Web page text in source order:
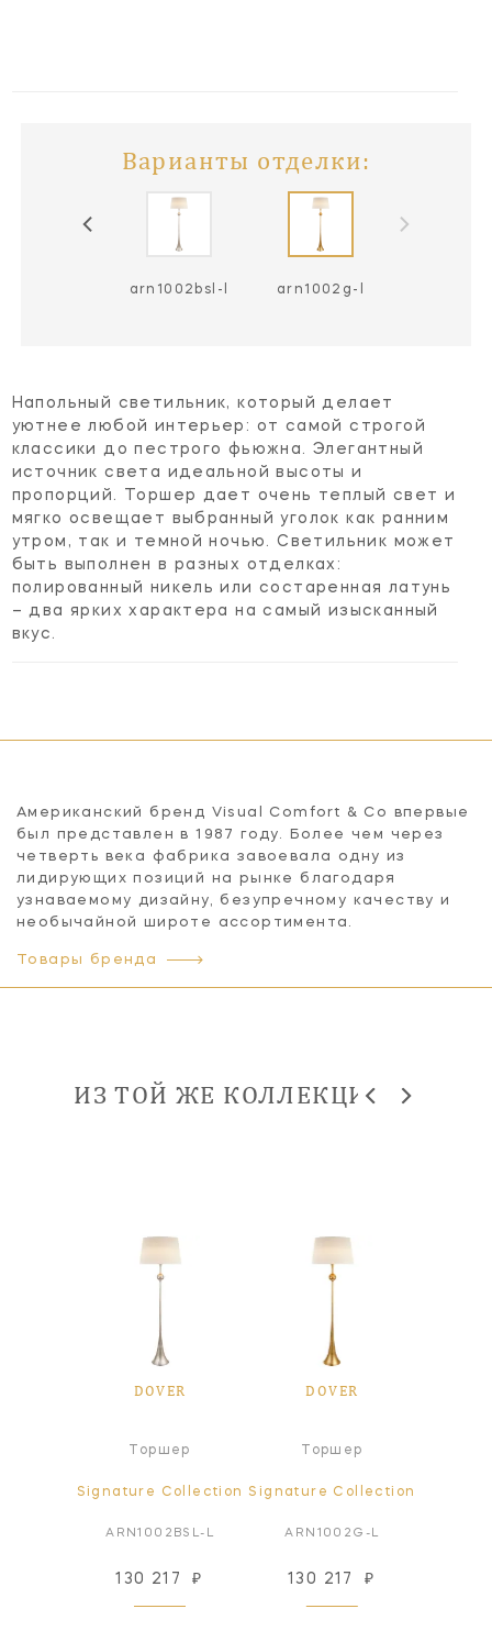
Варианты отделки:
arn1002bsl-l arn1002g-l
Напольный светильник, который делает
уютнее любой интерьер: от самой строгой
классики до пестрого фьюжна. Элегантный
источник света идеальной высоты и
пропорций. Торшер дает очень теплый свет и
мягко освещает выбранный уголок как ранним
утром, так и темной ночью. Светильник может
быть выполнен в разных отделках:
полированный никель или состаренная латунь
– два ярких характера на самый изысканный
вкус.
Американский бренд Visual Comfort & Co впервые
был представлен в 1987 году. Более чем через
четверть века фабрика завоевала одну из
лидирующих позиций на рынке благодаря
узнаваемому дизайну, безупречному качеству и
необычайной широте ассортимента.
Товары бренда
ИЗ ТОЙ ЖЕ КОЛЛЕКЦИИ
DOVER
Торшер
Signature Collection
ARN1002BSL-L
130 217 ₽
DOVER
Торшер
Signature Collection
ARN1002G-L
130 217 ₽